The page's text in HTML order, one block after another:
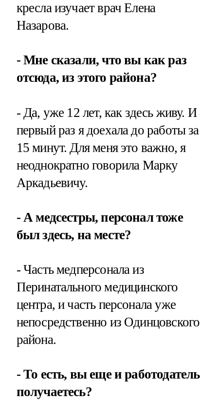
кресла изучает врач Елена
Назарова.
- Мне сказали, что вы как раз
отсюда, из этого района?
- Да, уже 12 лет, как здесь живу. И
первый раз я доехала до работы за
15 минут. Для меня это важно, я
неоднократно говорила Марку
Аркадьевичу.
- А медсестры, персонал тоже
был здесь, на месте?
- Часть медперсонала из
Перинатального медицинского
центра, и часть персонала уже
непосредственно из Одинцовского
района.
- То есть, вы еще и работодатель
получаетесь?